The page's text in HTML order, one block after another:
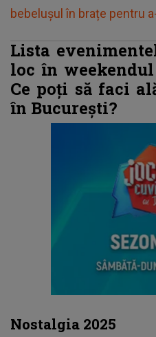
bebelușul în brațe pentru
Lista
loc în weekendul
Ce poți să faci
în București?
Nostalgia 2025